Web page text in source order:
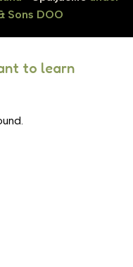
Sons DOO
to learn